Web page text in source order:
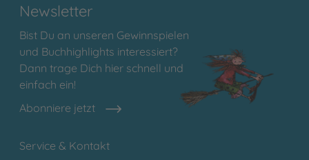
Newsletter
Bist Du an unseren Gewinnspielen
und Buchhighlights interessiert?
Dann trage Dich hier schnell und
einfach ein!
Abonniere jetzt
Service & Kontakt